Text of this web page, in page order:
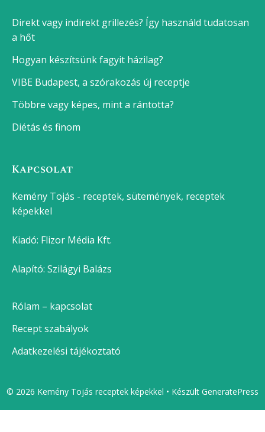
Direkt vagy indirekt grillezés? Így használd tudatosan
a hőt
Hogyan készítsünk fagyit házilag?
VIBE Budapest, a szórakozás új receptje
Többre vagy képes, mint a rántotta?
Diétás és finom
Kapcsolat
Kemény Tojás - receptek, sütemények, receptek
képekkel
Kiadó: Flizor Média Kft.
Alapító: Szilágyi Balázs
Rólam – kapcsolat
Recept szabályok
Adatkezelési tájékoztató
© 2026 Kemény Tojás receptek képekkel • Készült GeneratePress